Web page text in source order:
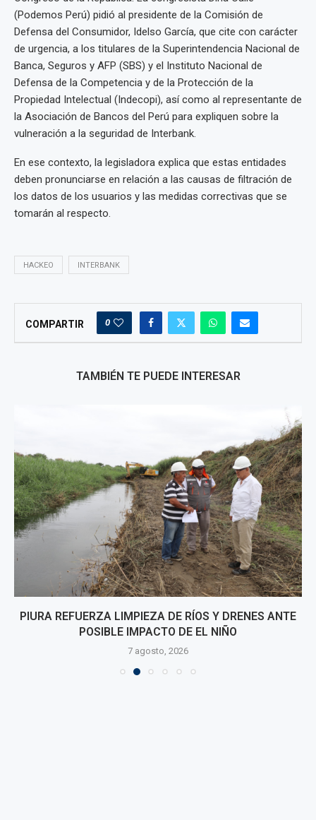
(Podemos Perú) pidió al presidente de la Comisión de
Defensa del Consumidor, Idelso García, que cite con carácter
de urgencia, a los titulares de la Superintendencia Nacional de
Banca, Seguros y AFP (SBS) y el Instituto Nacional de
Defensa de la Competencia y de la Protección de la
Propiedad Intelectual (Indecopi), así como al representante de
la Asociación de Bancos del Perú para expliquen sobre la
vulneración a la seguridad de Interbank.
En ese contexto, la legisladora explica que estas entidades
deben pronunciarse en relación a las causas de filtración de
los datos de los usuarios y las medidas correctivas que se
tomarán al respecto.
HACKEO INTERBANK
COMPARTIR 0
TAMBIÉN TE PUEDE INTERESAR
PIURA REFUERZA LIMPIEZA DE RÍOS Y DRENES ANTE
POSIBLE IMPACTO DE EL NIÑO
7 agosto, 2026